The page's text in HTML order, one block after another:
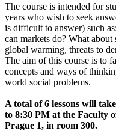
The course is intended for
years who wish to seek
is difficult to answer) such
can markets do? What
global warming, threats to
The aim of this course is to
concepts and ways of
world social problems.
A total of 6 lessons will
to 8:30 PM at the Faculty
Prague 1, in room 300.